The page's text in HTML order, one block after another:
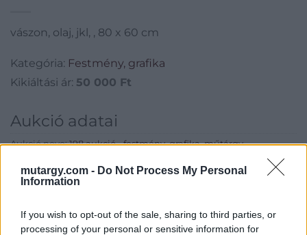
mutargy.com - Do Not Process My Personal
Information
If you wish to opt-out of the sale, sharing to third parties, or
processing of your personal or sensitive information for
vászon, olaj, jkl, , 80 x 60 cm
Kategória: Festmény, grafika
Kikiáltási ár: 50 000 Ft
Aukció adatai
Aukció neve:198.aukció - festmény, grafika, műtárgy
Aukció dátuma: 2021.02.21
Aukció ideje: 18:00
Tételszám: 10